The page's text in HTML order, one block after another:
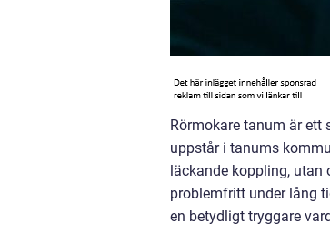
Rörmokare tanum är ett
uppstår i tanums
läckande koppling, utan
problemfritt under lång
en betydligt tryggare